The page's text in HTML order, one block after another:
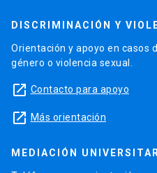
DISCRIMINACIÓN Y
Orientación y apoyo en casos
género o violencia sexual.
launch Contacto para apoyo
launch Más orientación
MEDIACIÓN